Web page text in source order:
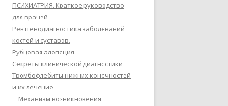
ПСИХИАТРИЯ. Краткое руководство
для врачей
Рентгенодиагностика заболеваний
костей и суставов.
Рубцовая алопеция
Секреты клинической диагностики
Тромбофлебиты нижних конечностей
и их лечение
Механизм возникновения